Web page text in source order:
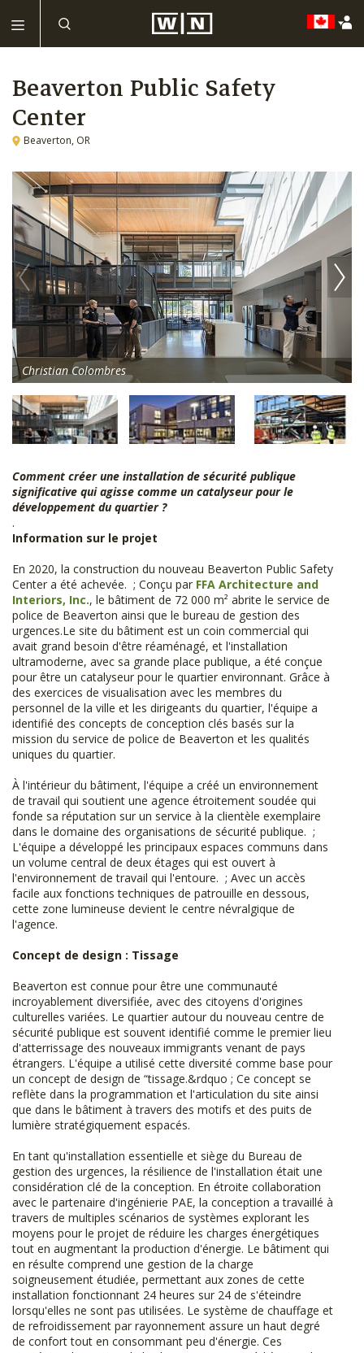
Beaverton Public Safety
Center
Beaverton, OR
Christian Colombres
Comment créer une installation de sécurité publique
significative qui agisse comme un catalyseur pour le
développement du quartier ?
.
Information sur le projet
En 2020, la construction du nouveau Beaverton Public Safety
Center a été achevée. ; Conçu par FFA Architecture and
Interiors, Inc., le bâtiment de 72 000 m² abrite le service de
police de Beaverton ainsi que le bureau de gestion des
urgences.Le site du bâtiment est un coin commercial qui
avait grand besoin d'être réaménagé, et l'installation
ultramoderne, avec sa grande place publique, a été conçue
pour être un catalyseur pour le quartier environnant. Grâce à
des exercices de visualisation avec les membres du
personnel de la ville et les dirigeants du quartier, l'équipe a
identifié des concepts de conception clés basés sur la
mission du service de police de Beaverton et les qualités
uniques du quartier.
À l'intérieur du bâtiment, l'équipe a créé un environnement
de travail qui soutient une agence étroitement soudée qui
fonde sa réputation sur un service à la clientèle exemplaire
dans le domaine des organisations de sécurité publique. ;
L'équipe a développé les principaux espaces communs dans
un volume central de deux étages qui est ouvert à
l'environnement de travail qui l'entoure. ; Avec un accès
facile aux fonctions techniques de patrouille en dessous,
cette zone lumineuse devient le centre névralgique de
l'agence.
Concept de design : Tissage
Beaverton est connue pour être une communauté
incroyablement diversifiée, avec des citoyens d'origines
culturelles variées. Le quartier autour du nouveau centre de
sécurité publique est souvent identifié comme le premier lieu
d'atterrissage des nouveaux immigrants venant de pays
étrangers. L'équipe a utilisé cette diversité comme base pour
un concept de design de “tissage.&rdquo ; Ce concept se
reflète dans la programmation et l'articulation du site ainsi
que dans le bâtiment à travers des motifs et des puits de
lumière stratégiquement espacés.
En tant qu'installation essentielle et siège du Bureau de
gestion des urgences, la résilience de l'installation était une
considération clé de la conception. En étroite collaboration
avec le partenaire d'ingénierie PAE, la conception a travaillé à
travers de multiples scénarios de systèmes explorant les
moyens pour le projet de réduire les charges énergétiques
tout en augmentant la production d'énergie. Le bâtiment qui
en résulte comprend une gestion de la charge
soigneusement étudiée, permettant aux zones de cette
installation fonctionnant 24 heures sur 24 de s'éteindre
lorsqu'elles ne sont pas utilisées. Le système de chauffage et
de refroidissement par rayonnement assure un haut degré
de confort tout en consommant peu d'énergie. Ces